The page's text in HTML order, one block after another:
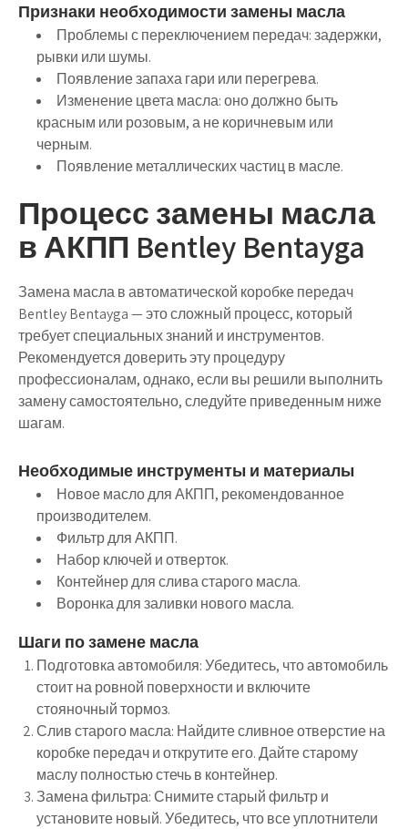
Признаки необходимости замены масла
Проблемы с переключением передач: задержки,
рывки или шумы.
Появление запаха гари или перегрева.
Изменение цвета масла: оно должно быть
красным или розовым, а не коричневым или
черным.
Появление металлических частиц в масле.
Процесс замены масла
в АКПП Bentley Bentayga
Замена масла в автоматической коробке передач
Bentley Bentayga — это сложный процесс, который
требует специальных знаний и инструментов.
Рекомендуется доверить эту процедуру
профессионалам, однако, если вы решили выполнить
замену самостоятельно, следуйте приведенным ниже
шагам.
Необходимые инструменты и материалы
Новое масло для АКПП, рекомендованное
производителем.
Фильтр для АКПП.
Набор ключей и отверток.
Контейнер для слива старого масла.
Воронка для заливки нового масла.
Шаги по замене масла
Подготовка автомобиля:Убедитесь, что автомобиль
стоит на ровной поверхности и включите
стояночный тормоз.
Слив старого масла: Найдите сливное отверстие на
коробке передач и открутите его. Дайте старому
маслу полностью стечь в контейнер.
Замена фильтра:Снимите старый фильтр и
установите новый. Убедитесь, что все уплотнители